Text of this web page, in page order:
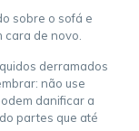
sobre o sofá e
de novo.
derramados
não use
danificar a
partes que até